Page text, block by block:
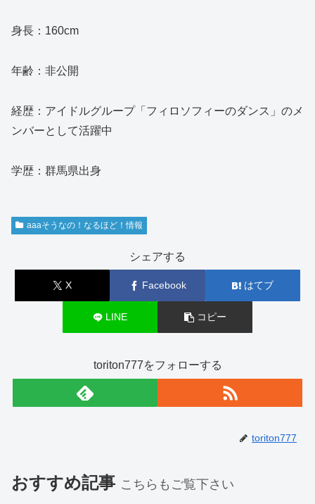
身長：160cm
年齢：非公開
経歴：アイドルグループ「フィロソフィーのダンス」のメ
ンバーとして活躍中
学歴：群馬県出身
aaaそうなの！なるほど！情報
シェアする
X Facebook はてブ
LINE コピー
toriton777をフォローする
toriton777
おすすめ記事 こちらもご覧下さい